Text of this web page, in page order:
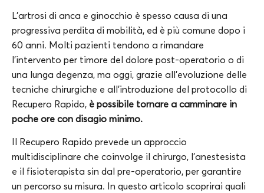
L’artrosi di anca e ginocchio è spesso causa di una
progressiva perdita di mobilità, ed è più comune dopo i
60 anni. Molti pazienti tendono a rimandare
l’intervento per timore del dolore post-operatorio o di
una lunga degenza, ma oggi, grazie all’evoluzione delle
tecniche chirurgiche e all’introduzione del protocollo di
Recupero Rapido, è possibile tornare a camminare in
poche ore con disagio minimo.
Il Recupero Rapido prevede un approccio
multidisciplinare che coinvolge il chirurgo, l’anestesista
e il fisioterapista sin dal pre-operatorio, per garantire
un percorso su misura. In questo articolo scoprirai quali